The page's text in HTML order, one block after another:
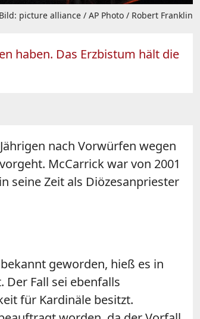
Bild: picture alliance / AP Photo / Robert Franklin
haben. Das Erzbistum hält die
nach Vorwürfen wegen
McCarrick war von 2001
seine Zeit als Diözesanpriester
geworden, hieß es in
Fall sei ebenfalls
für Kardinäle besitzt.